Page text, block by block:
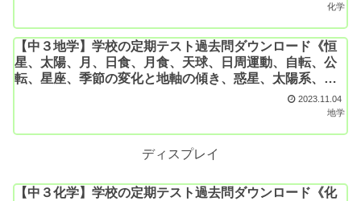
化学
【中３地学】学校の定期テスト過去問ダウンロード《恒
星、太陽、月、日食、月食、天球、日周運動、自転、公
転、星座、季節の変化と地軸の傾き、惑星、太陽系、金
2023.11.04
地学
ディスプレイ
【中３化学】学校の定期テスト過去問ダウンロード《化